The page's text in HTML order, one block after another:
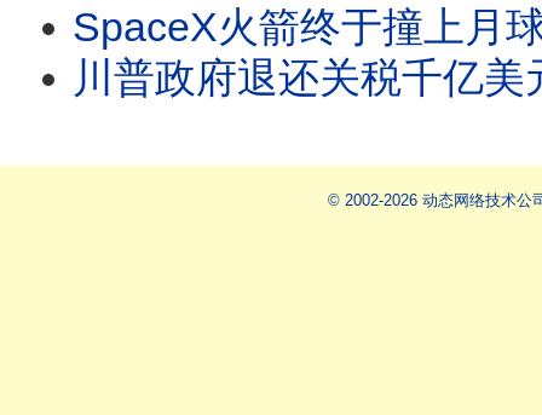
SpaceX火箭终于撞上月球/王剑每日观
川普政府退还关税千亿美元/王剑
© 2002-2026 动态网络技术公